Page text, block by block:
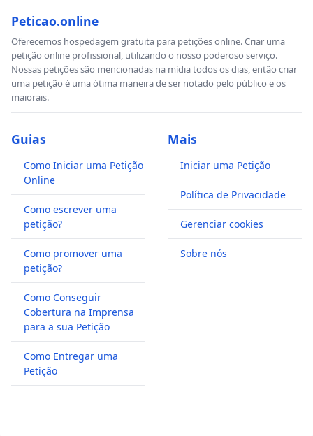
Peticao.online
Oferecemos hospedagem gratuita para petições online. Criar uma
petição online profissional, utilizando o nosso poderoso serviço.
Nossas petições são mencionadas na mídia todos os dias, então criar
uma petição é uma ótima maneira de ser notado pelo público e os
maiorais.
Guias
Como Iniciar uma Petição
Online
Como escrever uma
petição?
Como promover uma
petição?
Como Conseguir
Cobertura na Imprensa
para a sua Petição
Como Entregar uma
Petição
Mais
Iniciar uma Petição
Política de Privacidade
Gerenciar cookies
Sobre nós